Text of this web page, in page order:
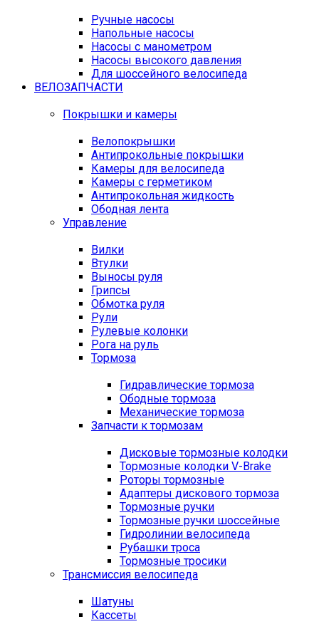
Ручные насосы
Напольные насосы
Насосы с манометром
Насосы высокого давления
Для шоссейного велосипеда
ВЕЛОЗАПЧАСТИ
Покрышки и камеры
Велопокрышки
Антипрокольные покрышки
Камеры для велосипеда
Камеры с герметиком
Антипрокольная жидкость
Ободная лента
Управление
Вилки
Втулки
Выносы руля
Грипсы
Обмотка руля
Рули
Рулевые колонки
Рога на руль
Тормоза
Гидравлические тормоза
Ободные тормоза
Механические тормоза
Запчасти к тормозам
Дисковые тормозные колодки
Тормозные колодки V-Brake
Роторы тормозные
Адаптеры дискового тормоза
Тормозные ручки
Тормозные ручки шоссейные
Гидролинии велосипеда
Рубашки троса
Тормозные тросики
Трансмиссия велосипеда
Шатуны
Кассеты